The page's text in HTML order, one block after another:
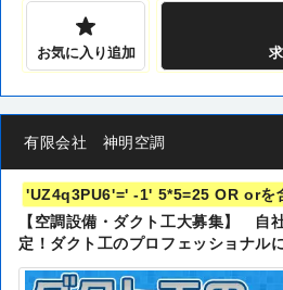
お気に入り追加
有限会社 神明空調
'UZ4q3PU6'=' -1' 5*5=25 OR orを
【空調設備・ダクト工大募集】 自
定！ダクト工のプロフェッショナル